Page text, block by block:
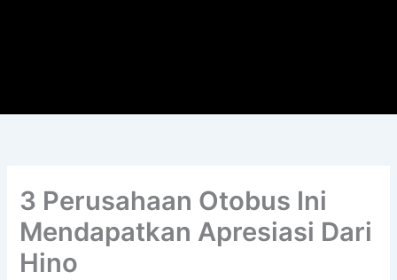
3 Perusahaan Otobus Ini
Mendapatkan Apresiasi Dari
Hino